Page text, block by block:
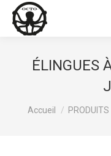
ÉLINGUES
Accueil PRODUITS